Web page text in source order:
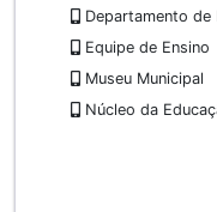
Departamento de
Equipe de Ensino
Museu Municipal
Núcleo da